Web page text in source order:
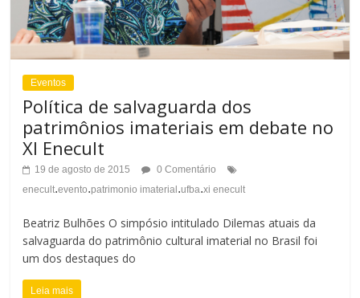
Eventos
Política de salvaguarda dos
patrimônios imateriais em debate no
XI Enecult
19 de agosto de 2015
0 Comentário
enecult.evento.patrimonio imaterial .ufba.xi enecult
Beatriz Bulhões O simpósio intitulado Dilemas atuais da
salvaguarda do patrimônio cultural imaterial no Brasil foi
um dos destaques do
Leia mais